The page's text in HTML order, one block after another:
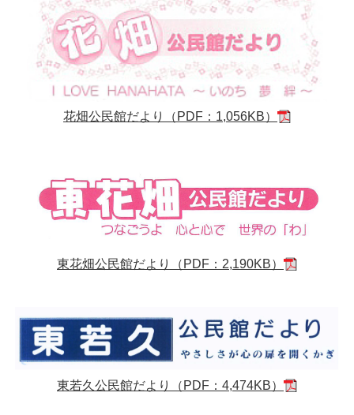
花畑公民館だより（PDF：1,056KB）
東花畑公民館だより（PDF：2,190KB）
東若久公民館だより（PDF：4,474KB）